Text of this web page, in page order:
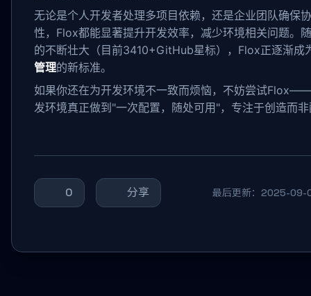
无论是个人开发者处理多项目依赖，还是企业团队确保
性，Flox都能显著提升开发效率，减少环境相关问题。
的不断壮大（目前3410+GitHub星标），Flox正逐渐成
管理的新标准。
如果你还在为开发环境不一致而烦恼，不妨尝试
发环境真正做到"一次配置，随处可用"，专注于创造而
0 分享 最后更新：2025-09-